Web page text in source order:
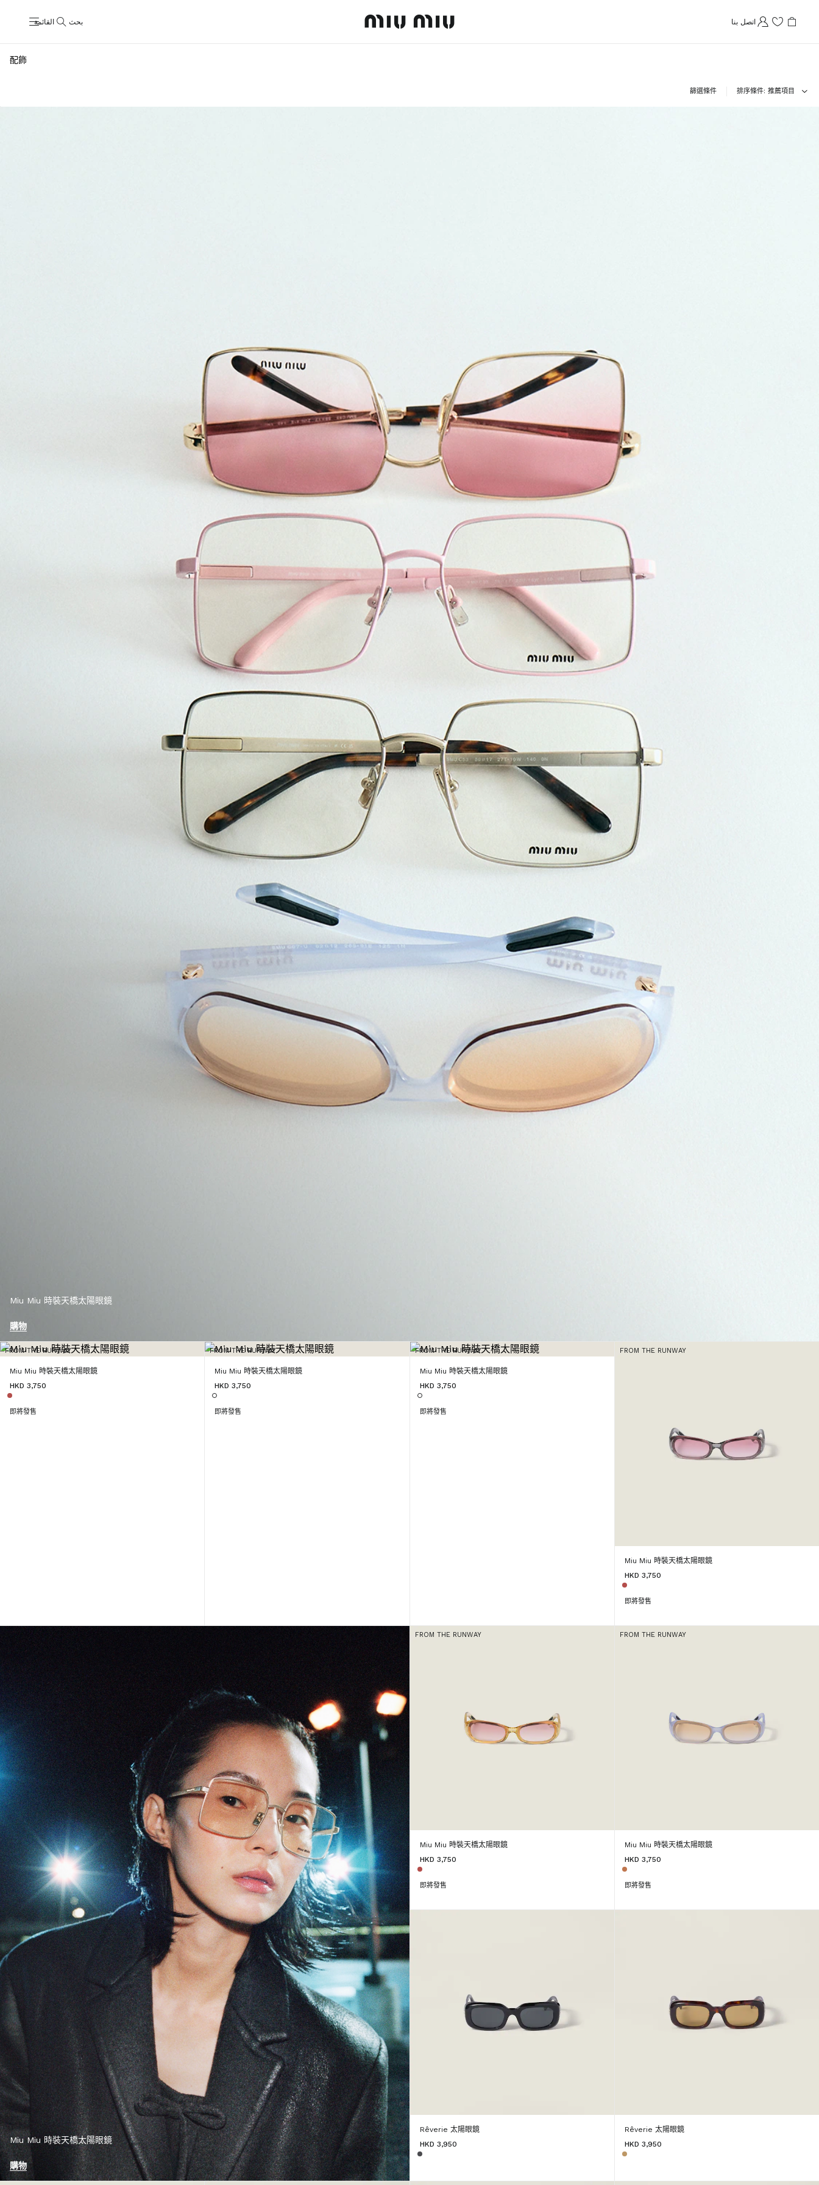
القائمة بحث اتصل بنا
配飾
篩選條件 排序條件 推薦項目
FROM THE RUNWAY
Miu Miu 時裝天橋太陽眼鏡
HKD 3,750
即將發售
FROM THE RUNWAY
Miu Miu 時裝天橋太陽眼鏡
HKD 3,750
即將發售
Miu Miu 時裝天橋太陽眼鏡
購物
FROM THE RUNWAY
Miu Miu 時裝天橋太陽眼鏡
HKD 3,750
即將發售
FROM THE RUNWAY
Miu Miu 時裝天橋太陽眼鏡
HKD 3,750
即將發售
Miu Miu 時裝天橋太陽眼鏡
購物
FROM THE RUNWAY
Miu Miu 時裝天橋太陽眼鏡
HKD 3,750
即將發售
FROM THE RUNWAY
Miu Miu 時裝天橋太陽眼鏡
HKD 3,750
即將發售
Rêverie 太陽眼鏡
HKD 3,950
Rêverie 太陽眼鏡
HKD 3,950